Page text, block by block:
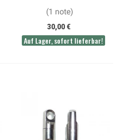
(1 note)
30,00 €
Auf Lager, sofort lieferbar!